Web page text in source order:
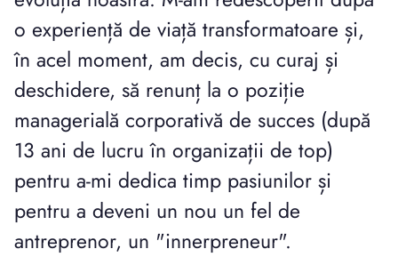
o experiență de viață transformatoare și,
în acel moment, am decis, cu curaj și
deschidere, să renunț la o poziție
managerială corporativă de succes (după
13 ani de lucru în organizații de top)
pentru a-mi dedica timp pasiunilor și
pentru a deveni un nou un fel de
antreprenor, un "innerpreneur".